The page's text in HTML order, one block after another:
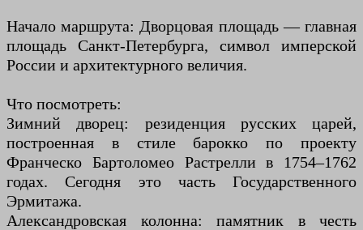
Начало маршрута: Дворцовая площадь — главная
площадь Санкт-Петербурга, символ имперской
России и архитектурного величия.
Что посмотреть:
Зимний дворец: резиденция русских царей,
построенная в стиле барокко по проекту
Франческо Бартоломео Растрелли в 1754–1762
годах. Сегодня это часть Государственного
Эрмитажа.
Александровская колонна: памятник в честь